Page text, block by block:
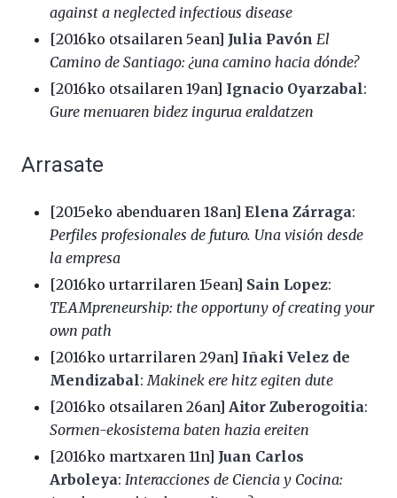
against a neglected infectious disease
[2016ko otsailaren 5ean] Julia Pavón El
Camino de Santiago: ¿una camino hacia dónde?
[2016ko otsailaren 19an] Ignacio Oyarzabal:
Gure menuaren bidez ingurua eraldatzen
Arrasate
[2015eko abenduaren 18an] Elena Zárraga:
Perfiles profesionales de futuro. Una visión desde
la empresa
[2016ko urtarrilaren 15ean] Sain Lopez:
TEAMpreneurship: the opportuny of creating your
own path
[2016ko urtarrilaren 29an] Iñaki Velez de
Mendizabal:Makinek ere hitz egiten dute
[2016ko otsailaren 26an] Aitor Zuberogoitia:
Sormen-ekosistema baten hazia ereiten
[2016ko martxaren 11n] Juan Carlos
Arboleya: Interacciones de Ciencia y Cocina: